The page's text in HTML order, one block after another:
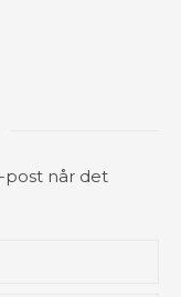
post når det